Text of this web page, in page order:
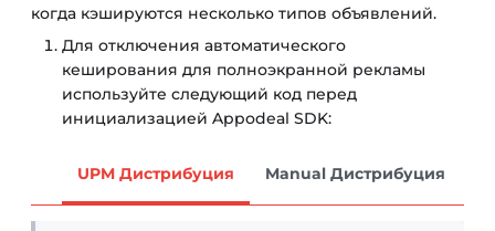
когда кэшируются несколько типов объявлений.
Для отключения автоматического
кеширования для полноэкранной рекламы
используйте следующий код перед
инициализацией Appodeal SDK:
UPM Дистрибуция Manual Дистрибуция